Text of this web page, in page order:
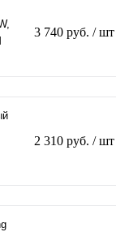
3 740 руб. / шт
2 310 руб. / шт